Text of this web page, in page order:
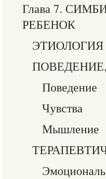
Глава 7.
РЕБЕНОК
ЭТИОЛОГИЯ
Поведение
Чувства
Мышление